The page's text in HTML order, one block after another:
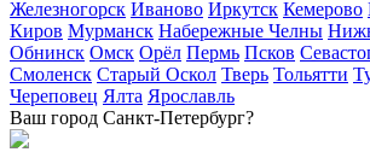
Железногорск Иваново Иркутск Кемерово
Киров Мурманск Набережные Челны
Обнинск Омск Орёл Пермь Псков
Смоленск Старый Оскол Тверь Тольятти
Череповец Ялта Ярославль
Ваш город Санкт-Петербург?